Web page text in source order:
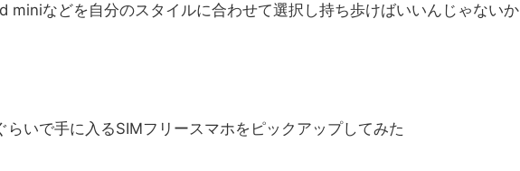
miniなどを自分のスタイルに合わせて選択し持ち歩けばいいんじゃないか
らいで手に入るSIMフリースマホをピックアップしてみた